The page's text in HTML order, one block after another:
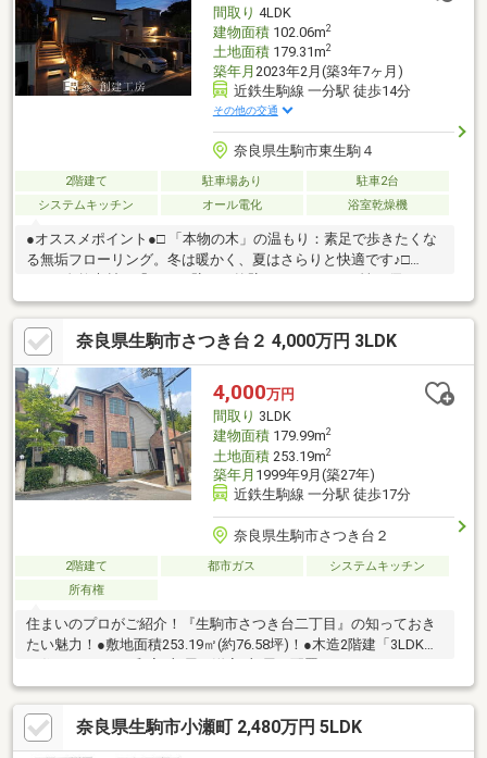
間取り 4LDK
建物面積102.06m2
土地面積179.31m2
築年月 2023年2月(築3年7ヶ月)
近鉄生駒線 一分駅 徒歩14分
その他の交通
奈良県生駒市東生駒４
2階建て 駐車場あり
駐車2台
システムキッチン
オール電化 浴室乾燥機
●オススメポイント●□ 「本物の木」の温もり：素足で歩きたくな
る無垢フローリング。冬は暖かく、夏はさらりと快適です♪□
100％自然素材の「そとん壁」：外壁はメンテナンス性に優れた
シラス壁を採用。時が経つほどに風合いが増します。□ 深呼吸し
たくなる空気感：調湿・消臭効果の高い自然素材の内装が、清々
しい室内環境を保ちます。□ こだわりの注文住宅：オーナー様と
職人が作り上げた一点物。既製品にはない細やかな造作が魅力で
す♪□ 開放感あふれる高天井：木の香りに包まれながら、ゆったり
と家族の時間を過ごせるリビング空間。
奈良県生駒市さつき台２ 4,000万円 3LDK
4,000万円
間取り 3LDK
建物面積179.99m2
土地面積253.19m2
築年月 1999年9月(築27年)
近鉄生駒線 一分駅 徒歩17分
奈良県生駒市さつき台２
2階建て 都市ガス
システムキッチン
所有権
住まいのプロがご紹介！『生駒市さつき台二丁目』の知っておき
たい魅力！●敷地面積253.19㎡(約76.58坪)！●木造2階建「3LDK」
●LDKは暖炉が設けられています。●LD部分上部は、一部吹抜けで
す。●リビング階段が採用されています。●各階に、洗面化粧台・
浴室・トイレ有。●2階浴室は、サウナ付きです。●和室は広さ約
8.5帖です。●洋室②は広さ約10.5帖、WIC付き。●車庫1台分有。
奈良県生駒市小瀬町 2,480万円 5LDK